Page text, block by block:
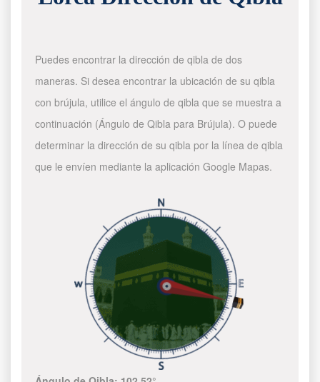
Puedes encontrar la dirección de qibla de dos
maneras. Si desea encontrar la ubicación de su qibla
con brújula, utilice el ángulo de qibla que se muestra a
continuación (Ángulo de Qibla para Brújula). O puede
determinar la dirección de su qibla por la línea de qibla
que le envíen mediante la aplicación Google Mapas.